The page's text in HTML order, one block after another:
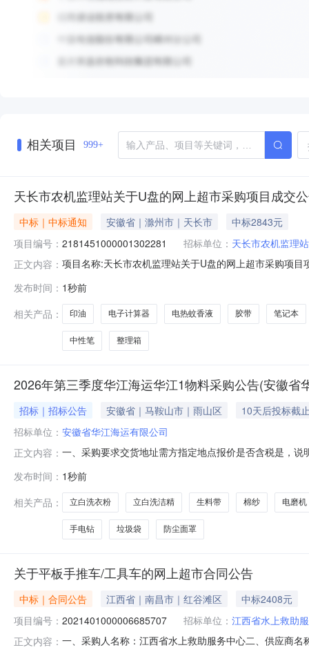
相关项目 999+
天长市农机监理站关于U盘的网上超市采购项目成交
中标｜中标通知 安徽省｜滁州市｜天长市
中标2843元
项目编号： 2181451000001302281 招标单位： 天长市农机监理站
正文内容： 项目名称:天长市农机监理站关于U盘的网上超市采购项
址:/三、成交信息交易方式:直接采购成交日期:2026年8
发布时间： 1秒前
相关产品：
印油 电子计算器 电热蚊香液 胶带 笔记本
中性笔 整理箱
2026年第三季度华江海运华江1物料采购公告(安徽省
招标｜招标公告 安徽省｜马鞍山市｜雨山区
10天后投标截
招标单位： 安徽省华江海运有限公司
正文内容： 一、采购要求交货地址需方指定地点报价是否含税是，
物资名称材质/品牌型号规格单位数量其他属性需求单位
粉508克X12包/袋袋
发布时间： 1秒前
相关产品：
立白洗衣粉 立白洗洁精 生料带 棉纱 电磨机
手电钻 垃圾袋 防尘面罩
关于平板手推车/工具车的网上超市合同公告
中标｜合同公告 江西省｜南昌市｜红谷滩区
中标2408元
项目编号： 2021401000006685707 招标单位： 江西省水上救助
正文内容： 一、采购人名称：江西省水上救助服务中心二、供应商